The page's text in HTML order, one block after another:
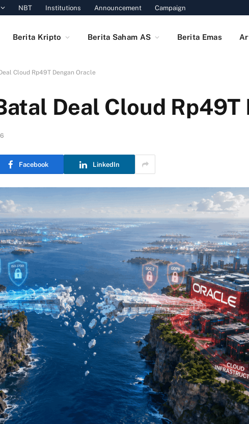
NBT Institutions Announcement Campaign
Berita Kripto Berita Saham AS Berita Emas
Cloud Rp49T Dengan Oracle
Deal Cloud Rp49T
Facebook LinkedIn